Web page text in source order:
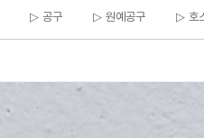
▷ 공구 ▷ 원예공구 ▷ 호